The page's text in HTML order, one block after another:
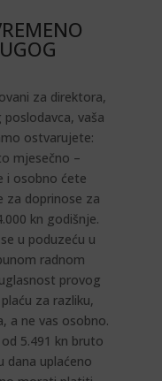
za direktora,
vaša
ostvarujete:
mjesečno –
i osobno ćete
za doprinose za
kn godišnje.
u poduzeću u
radnom
provog
za razliku,
a ne vas osobno.
5.491 kn bruto
dana uplaćeno